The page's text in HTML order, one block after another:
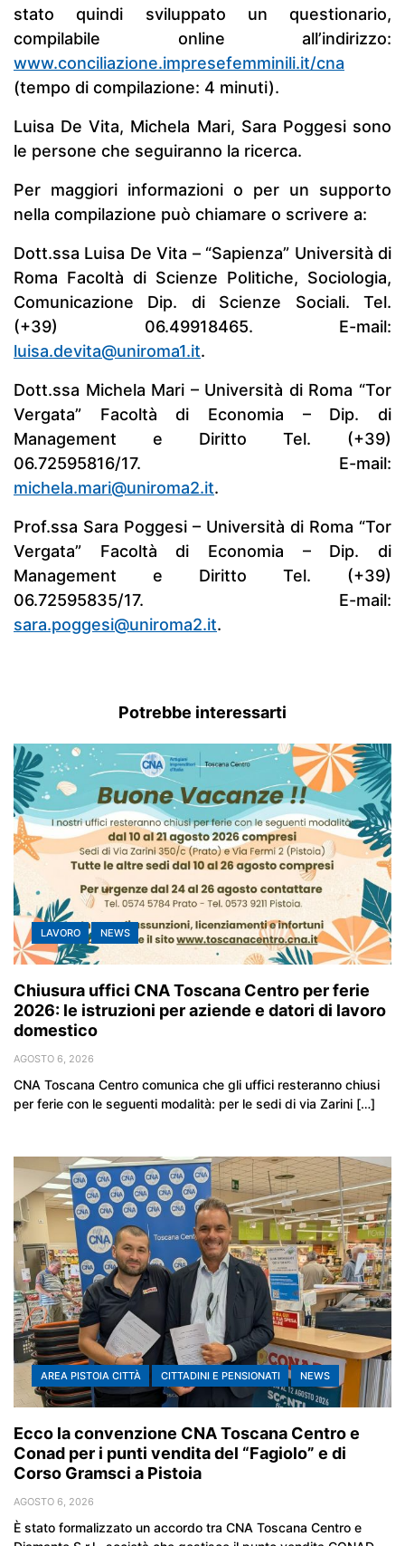
stato quindi sviluppato un questionario,
compilabile online all’indirizzo:
www.conciliazione.impresefemminili.it/cna
(tempo di compilazione: 4 minuti).
Luisa De Vita, Michela Mari, Sara Poggesi sono
le persone che seguiranno la ricerca.
Per maggiori informazioni o per un supporto
nella compilazione può chiamare o scrivere a:
Dott.ssa Luisa De Vita – “Sapienza” Università di
Roma Facoltà di Scienze Politiche, Sociologia,
Comunicazione Dip. di Scienze Sociali. Tel.
(+39) 06.49918465. E-mail:
luisa.devita@uniroma1.it.
Dott.ssa Michela Mari – Università di Roma “Tor
Vergata” Facoltà di Economia – Dip. di
Management e Diritto Tel. (+39)
06.72595816/17. E-mail:
michela.mari@uniroma2.it.
Prof.ssa Sara Poggesi – Università di Roma “Tor
Vergata” Facoltà di Economia – Dip. di
Management e Diritto Tel. (+39)
06.72595835/17. E-mail:
sara.poggesi@uniroma2.it.
Potrebbe interessarti
LAVORO NEWS
Chiusura uffici CNA Toscana Centro per ferie
2026: le istruzioni per aziende e datori di lavoro
domestico
AGOSTO 6, 2026
CNA Toscana Centro comunica che gli uffici resteranno chiusi
per ferie con le seguenti modalità: per le sedi di via Zarini […]
AREA PISTOIA CITTÀ CITTADINI E PENSIONATI NEWS
Ecco la convenzione CNA Toscana Centro e
Conad per i punti vendita del “Fagiolo” e di
Corso Gramsci a Pistoia
AGOSTO 6, 2026
È stato formalizzato un accordo tra CNA Toscana Centro e